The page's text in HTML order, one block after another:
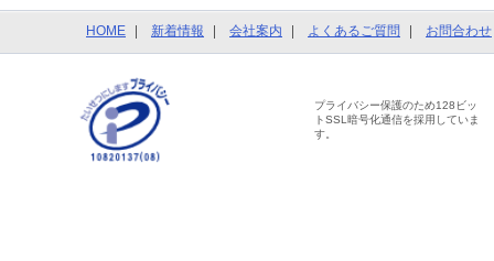
HOME 新着情報 会社案内 よくあるご質問 お問合わせ
プライバシー保護のため128ビッ
トSSL暗号化通信を採用していま
す。